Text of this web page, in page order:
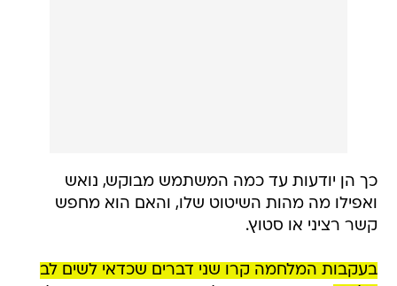
כך הן יודעות עד כמה המשתמש מבוקש, נואש
ואפילו מה מהות השיטוט שלו, והאם הוא מחפש
קשר רציני או סטוץ.
בעקבות המלחמה קרו שני דברים שכדאי לשים לב